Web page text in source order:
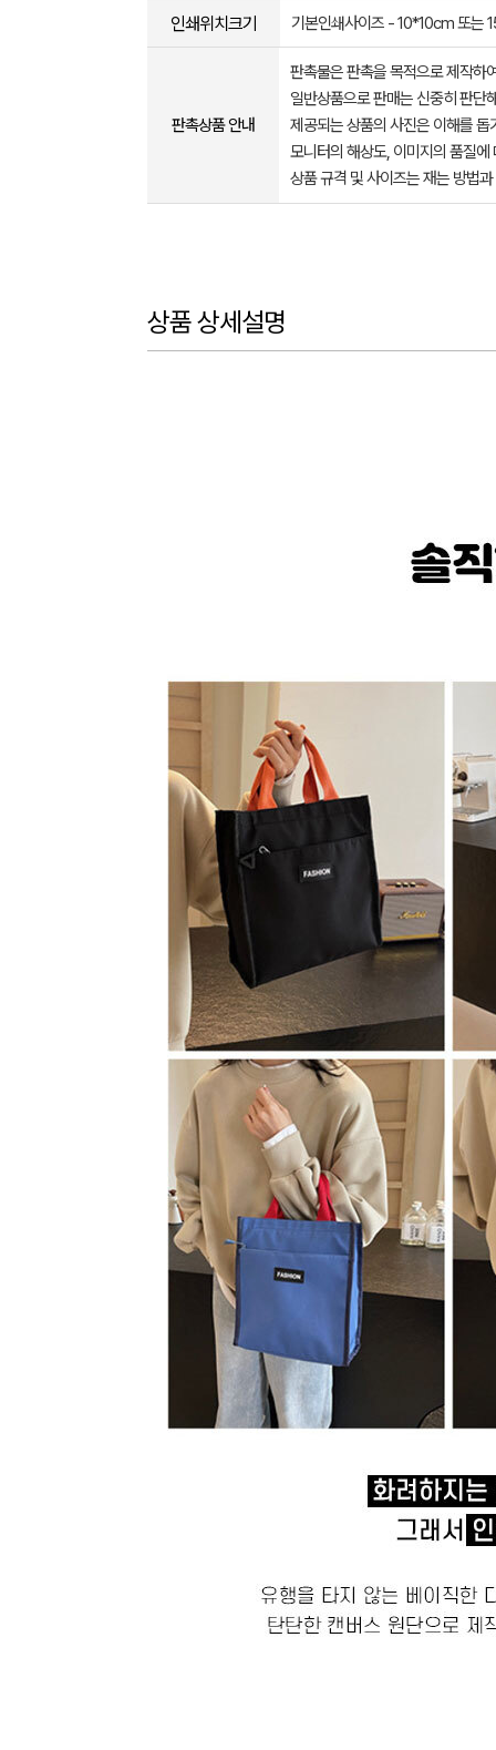
인쇄위치크기 기본인쇄사이즈 - 10*10cm 또는
판촉상품 안내
판촉물은 판촉을 목적으로 제작하
일반상품으로 판매는 신중히 판단
제공되는 상품의 사진은 이해를
모니터의 해상도, 이미지의 품질
상품 규격 및 사이즈는 재는 방법
상품 상세설명